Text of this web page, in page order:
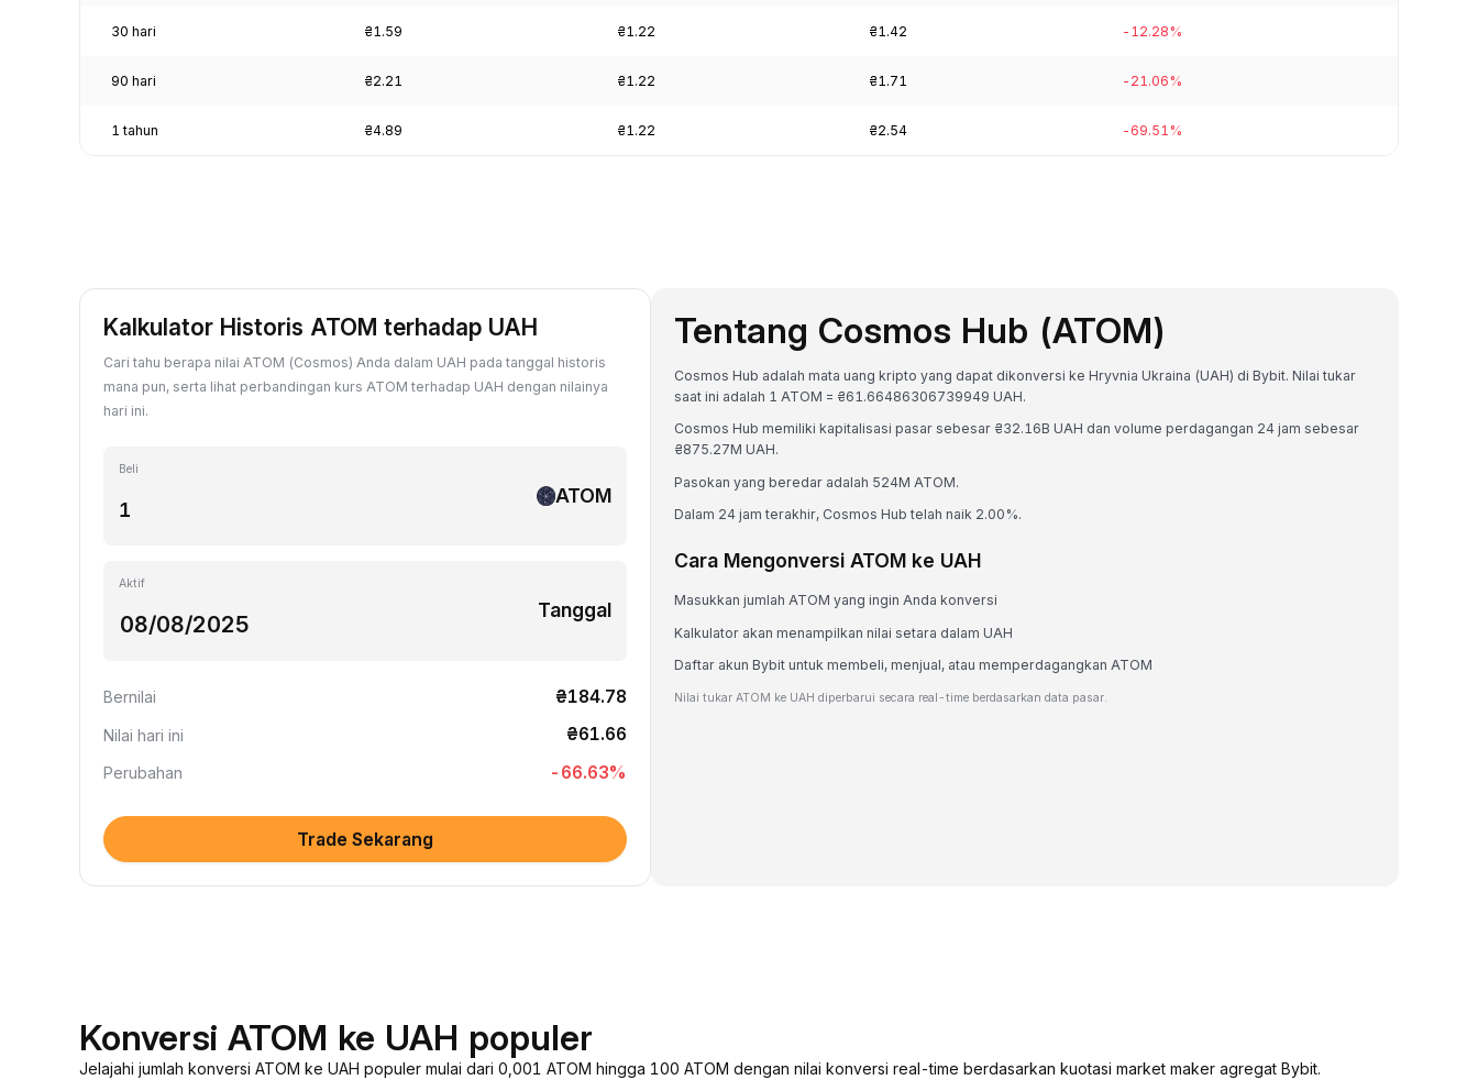
30 hari ₴1.59 ₴1.22 ₴1.42 -12.28%
90 hari ₴2.21 ₴1.22 ₴1.71 -21.06%
1 tahun ₴4.89 ₴1.22 ₴2.54 -69.51%
Kalkulator Historis ATOM terhadap UAH
Cari tahu berapa nilai ATOM (Cosmos) Anda dalam UAH pada tanggal historis
mana pun, serta lihat perbandingan kurs ATOM terhadap UAH dengan nilainya
hari ini.
Beli
ATOM
Aktif
Tanggal
Bernilai ₴184.78
Nilai hari ini ₴61.66
Perubahan -66.63%
Trade Sekarang
Tentang Cosmos Hub (ATOM)
Cosmos Hub adalah mata uang kripto yang dapat dikonversi ke Hryvnia Ukraina (UAH) di Bybit. Nilai tukar
saat ini adalah 1 ATOM = ₴61.66486306739949 UAH.
Cosmos Hub memiliki kapitalisasi pasar sebesar ₴32.16B UAH dan volume perdagangan 24 jam sebesar
₴875.27M UAH.
Pasokan yang beredar adalah 524M ATOM.
Dalam 24 jam terakhir, Cosmos Hub telah naik 2.00%.
Cara Mengonversi ATOM ke UAH
Masukkan jumlah ATOM yang ingin Anda konversi
Kalkulator akan menampilkan nilai setara dalam UAH
Daftar akun Bybit untuk membeli, menjual, atau memperdagangkan ATOM
Nilai tukar ATOM ke UAH diperbarui secara real-time berdasarkan data pasar.
Konversi ATOM ke UAH populer
Jelajahi jumlah konversi ATOM ke UAH populer mulai dari 0,001 ATOM hingga 100 ATOM dengan nilai konversi real-time berdasarkan kuotasi market maker agregat Bybit.